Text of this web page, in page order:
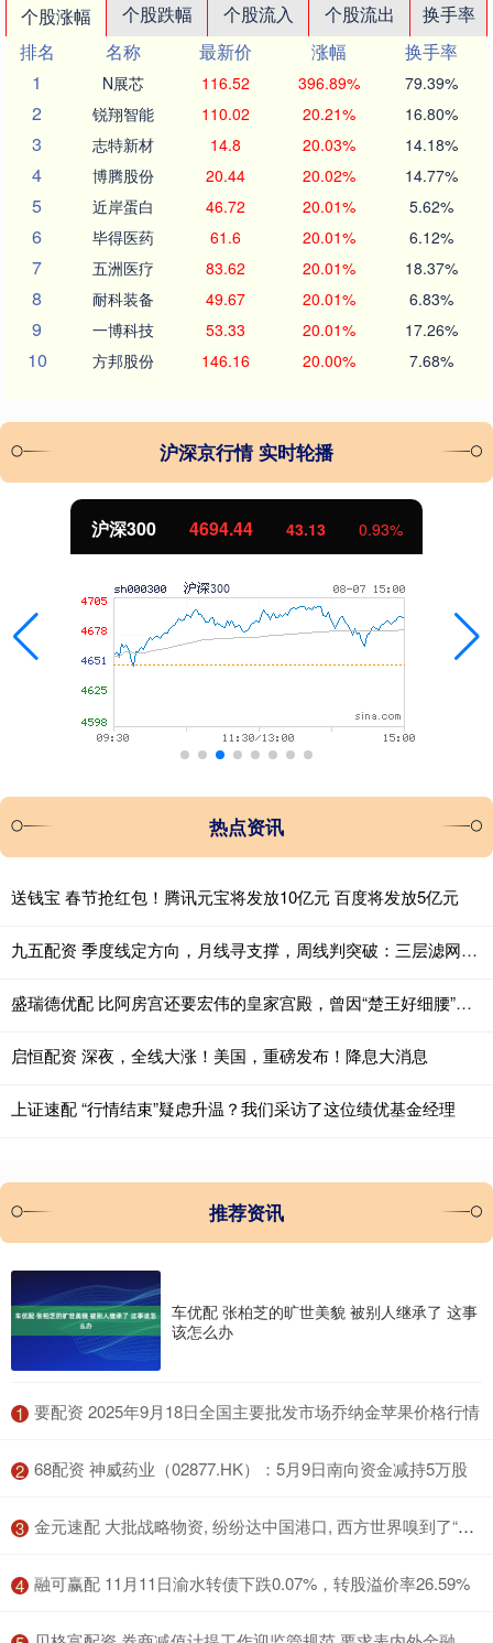
个股涨幅 个股跌幅 个股流入 个股流出
换手率
排名
名称 最新价 涨幅
换手率
1
N展芯 116.52 396.89% 79.39%
2 锐翔智能 110.02 20.21% 16.80%
3 志特新材 14.8 20.03% 14.18%
4 博腾股份 20.44 20.02% 14.77%
5 近岸蛋白 46.72 20.01% 5.62%
6 毕得医药 61.6 20.01% 6.12%
7 五洲医疗 83.62 20.01% 18.37%
8 耐科装备 49.67 20.01% 6.83%
9 一博科技 53.33 20.01% 17.26%
10 方邦股份 146.16 20.00% 7.68%
沪深京行情 实时轮播
北证50 1134.24 11.37 1.01%
热点资讯
送钱宝 春节抢红包！腾讯元宝将发放10亿元 百度将发放5亿元
九五配资 季度线定方向，月线寻支撑，周线判突破：三层滤网捕捉主升浪
盛瑞德优配 比阿房宫还要宏伟的皇家宫殿，曾因“楚王好细腰”而闻名于世
启恒配资 深夜，全线大涨！美国，重磅发布！降息大消息
上证速配 “行情结束”疑虑升温？我们采访了这位绩优基金经理
推荐资讯
车优配 张柏芝的旷世美貌 被别人继承了 这事
该怎么办
1 ​要配资 2025年9月18日全国主要批发市场乔纳金苹果价格行情
2 ​68配资 神威药业（02877.HK）：5月9日南向资金减持5万股
3 ​金元速配 大批战略物资, 纷纷达中国港口, 西方世界嗅到了“不寻常”的味道
4 ​融可赢配 11月11日渝水转债下跌0.07%，转股溢价率26.59%